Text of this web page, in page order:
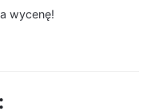
wycenę!